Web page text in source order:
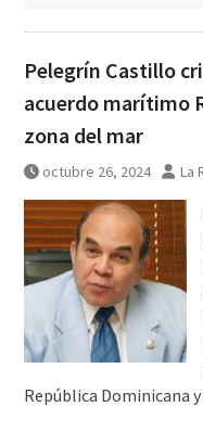
Pelegrín Castillo
acuerdo marítimo
zona del mar
octubre 26, 2024 La
República Dominicana